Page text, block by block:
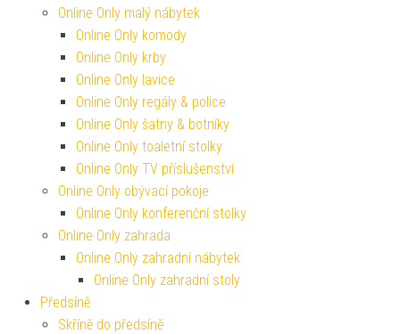
Online Only malý nábytek
Online Only komody
Online Only krby
Online Only lavice
Online Only regály & police
Online Only šatny & botníky
Online Only toaletní stolky
Online Only TV příslušenství
Online Only obývací pokoje
Online Only konferenční stolky
Online Only zahrada
Online Only zahradní nábytek
Online Only zahradní stoly
Předsíně
Skříně do předsíně